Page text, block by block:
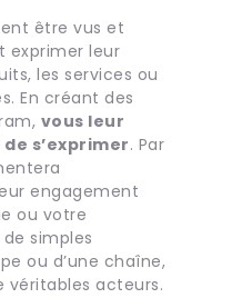
être vus et
exprimer leur
les services ou
En créant des
vous leur
s’exprimer. Par
engagement
ou votre
simples
ou d’une chaîne,
véritables acteurs.